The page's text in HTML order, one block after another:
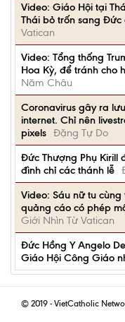
Video: Giáo Hội tại
Thái bỏ trốn sang
Vatican
Video: Tổng thống
Hoa Kỳ, để tránh cho
Năm Châu
Coronavirus gây ra
internet. Chỉ nên
pixels Đặng Tự Do
Đức Thượng Phụ Kirill
đình chỉ các thánh lễ
Video: Sáu nữ tu
quảng cáo có phép
Giới Nhìn Từ Vatican
Đức Hồng Y Angelo
Giáo Hội Công Giáo
© 2019 - VietCatholic